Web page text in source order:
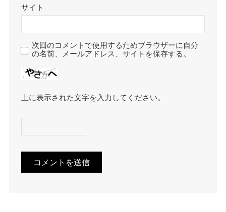
サイト
次回のコメントで使用するためブラウザーに自分
の名前、メールアドレス、サイトを保存する。
上に表示された文字を入力してください。